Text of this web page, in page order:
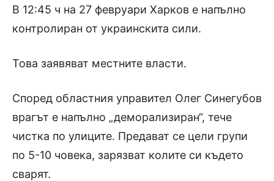
В 12:45 ч на 27 февруари Харков е напълно
контролиран от украинскита сили.
Това заявяват местните власти.
Според областния управител Олег Синегубов
врагът е напълно „деморализиран“, тече
чистка по улиците. Предават се цели групи
по 5-10 човека, зарязват колите си където
сварят.